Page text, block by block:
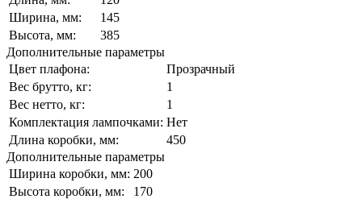
Ширина, мм:
145
Высота, мм:
385
Дополнительные параметры
Цвет плафона:
Прозрачный
Вес брутто, кг:
1
Вес нетто, кг:
1
Комплектация лампочками: Нет
Длина коробки, мм:
450
Дополнительные параметры
Ширина коробки, мм: 200
Высота коробки, мм:
170